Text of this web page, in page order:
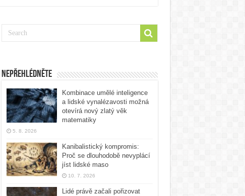
Nepřehlédněte
Kombinace umělé inteligence
a lidské vynalézavosti možná
otevírá nový zlatý věk
matematiky
5. 8. 2026
Kanibalistický kompromis:
Proč se dlouhodobě nevyplácí
jíst lidské maso
10. 7. 2026
Lidé právě začali pořizovat